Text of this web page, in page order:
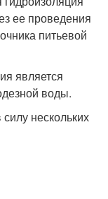
ее проведения
питьевой
является
воды.
нескольких